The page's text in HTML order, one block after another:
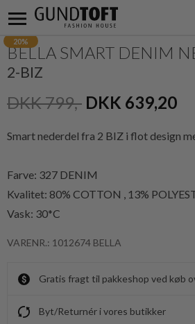
20%
BELLA SMART DENIM
2-BIZ
DKK 799,- DKK 639,20
Smart nederdel fra 2 BIZ i flot design
Farve: 327 DENIM
Kvalitet: 80% COTTON , 13%
Vask: 30*C
VARENR.: 1012674 BELLA
Gratis fragt til pakkeshop ved køb
Byt/Returnér i vores butikker